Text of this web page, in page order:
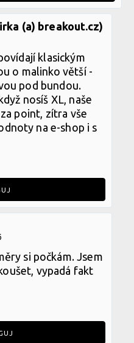
(a) breakout.cz)
klasickým
o malinko větší -
pod bundou.
nosíš XL, naše
point, zítra vše
na e-shop i s
si počkám. Jsem
vypadá fakt